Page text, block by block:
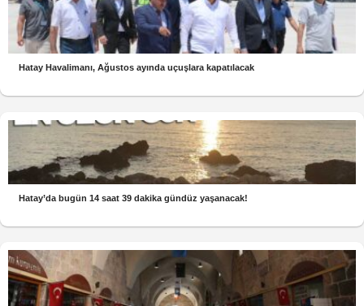
Hatay Havalimanı, Ağustos ayında uçuşlara kapatılacak
Hatay’da bugün 14 saat 39 dakika gündüz yaşanacak!